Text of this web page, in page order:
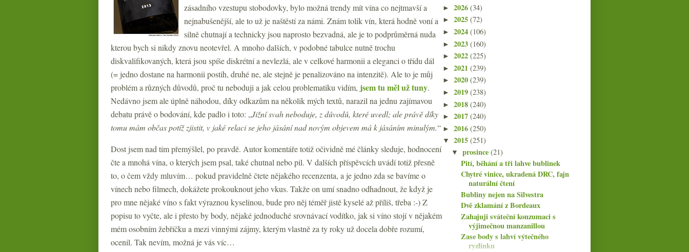
zásadního vzestupu stobodovky, bylo možná trendy mít vína co nejtmavší a
nejnabušenější, ale to už je naštěstí za námi. Znám tolik vín, která hodně voní a
silně chutnají a technicky jsou naprosto bezvadná, ale je to podprůměrná nuda
kterou bych si nikdy znovu neotevřel. A mnoho dalších, v podobné tabulce nutně trochu
diskvalifikovaných, která jsou spíše diskrétní a nevlezlá, ale v celkové harmonii a eleganci o třídu dál
(= jedno dostane na harmonii postih, druhé ne, ale stejně je penalizováno na intenzitě). Ale to je můj
problém a různých důvodů, proč tu neboduji a jak celou problematiku vidím, jsem tu měl už tuny.
Nedávno jsem ale úplně náhodou, díky odkazům na několik mých textů, narazil na jednu zajímavou
debatu právě o bodování, kde padlo i toto: „Jižní svah neboduje, z důvodů, které uvedl; ale právě díky
tomu mám občas potíž zjistit, v jaké relaci se jeho jásání nad novým objevem má k jásáním minulým.“
Dost jsem nad tím přemýšlel, po pravdě. Autor komentáře totiž očividně mé články sleduje, hodnocení
čte a mnohá vína, o kterých jsem psal, také chutnal nebo pil. V dalších příspěvcích uvádí totiž přesně
to, o čem vždy mluvím… pokud pravidelně čtete nějakého recenzenta, a je jedno zda se bavíme o
vínech nebo filmech, dokážete prokouknout jeho vkus. Takže on umí snadno odhadnout, že když je
pro mne nějaké víno s fakt výraznou kyselinou, bude pro něj téměř jistě kyselé až příliš, třeba :-) Z
popisu to vyčte, ale i přesto by body, nějaké jednoduché srovnávací vodítko, jak si víno stojí v nějakém
mém osobním žebříčku a mezi vinnými zájmy, kterým vlastně za ty roky už docela dobře rozumí,
ocenil. Tak nevím, možná je vás víc…
► 2026 (34)
► 2025 (72)
► 2024 (106)
► 2023 (160)
► 2022 (225)
► 2021 (239)
► 2020 (239)
► 2019 (238)
► 2018 (240)
► 2017 (240)
► 2016 (250)
▼ 2015 (251)
▼prosince(21)
Pití, běhání a tři lahve bublinek
Chytré vinice, ukradená DRC, fajn
naturální čtení
Bubliny nejen na Silvestra
Dvě zklamání z Bordeaux
Zahajuji sváteční konzumaci s
výjimečnou manzanillou
Zase body s lahví výtečného
ryzlinku